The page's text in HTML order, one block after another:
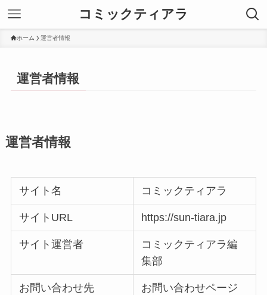
コミックティアラ
ホーム 運営者情報
運営者情報
運営者情報
サイト名 コミックティアラ
サイトURL https://sun-tiara.jp
サイト運営者
コミックティアラ編
集部
お問い合わせ先
お問い合わせページ